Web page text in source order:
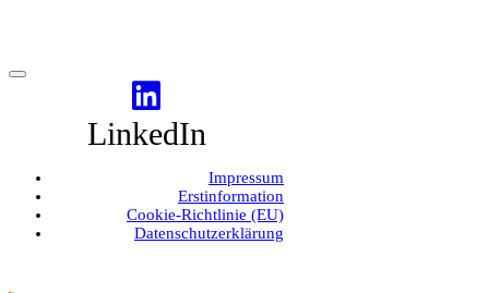
LinkedIn
Impressum
Erstinformation
Cookie-Richtlinie (EU)
Datenschutzerklärung